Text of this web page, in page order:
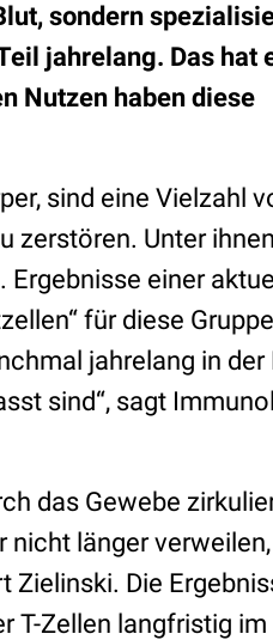
sondern
jahrelang. Das hat
Nutzen haben diese
sind eine Vielzahl
zerstören. Unter
. Ergebnisse einer
für diese Gruppe
jahrelang in der
sind“, sagt
das Gewebe
nicht länger verweilen,
Zielinski. Die
T-Zellen langfristig im